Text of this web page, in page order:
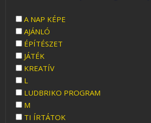
A NAP KÉPE
AJÁNLÓ
ÉPÍTÉSZET
JÁTÉK
KREATÍV
L
LUDBRIKO PROGRAM
M
TI ÍRTÁTOK